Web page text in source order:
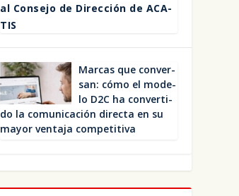
al Con­se­jo de Direc­ción de ACA­
TIS
Mar­cas que con­ver­
san: cómo el mode­
lo D2C ha con­ver­ti­
do la comu­ni­ca­ción direc­ta en su
mayor ven­ta­ja com­pe­ti­ti­va